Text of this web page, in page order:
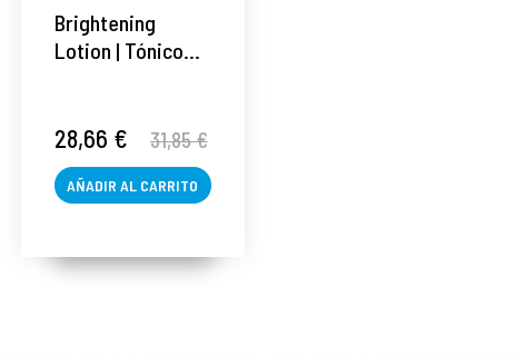
Brightening
Lotion | Tónico
Vassari ®
28,66 € 31,85 €
AÑADIR AL CARRITO